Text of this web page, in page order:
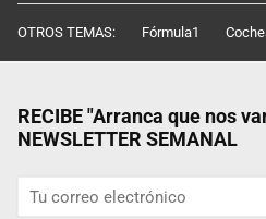
OTROS TEMAS: Fórmula1
RECIBE "Arranca que nos
NEWSLETTER SEMANAL